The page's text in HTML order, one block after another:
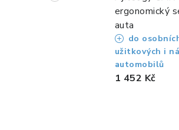
ergonomický
auta
do
užitkových i
automobilů
1 452 Kč